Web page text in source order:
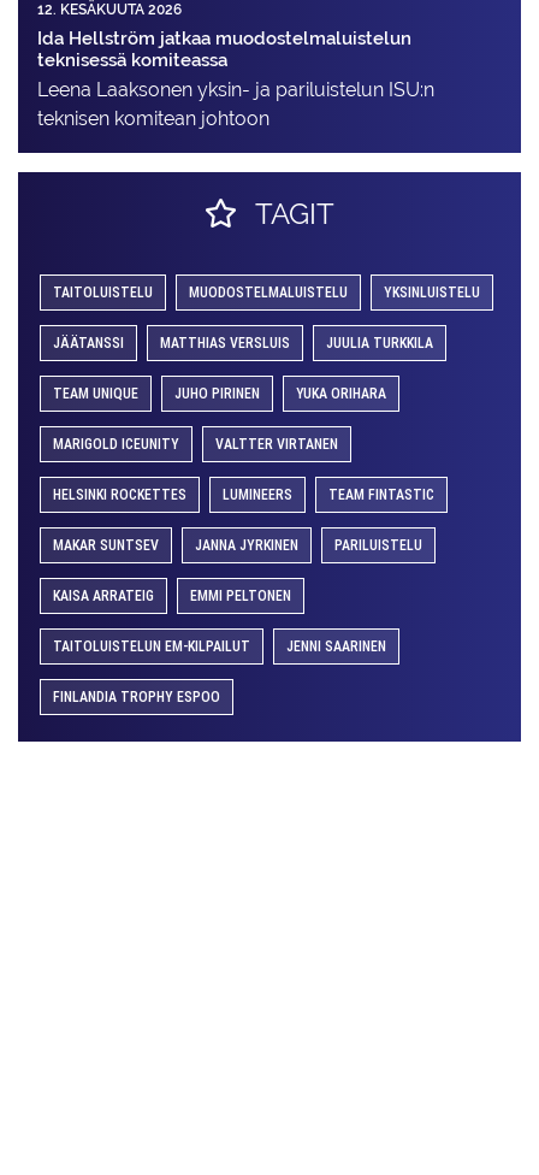
12. KESÄKUUTA 2026
Ida Hellström jatkaa muodostelmaluistelun
teknisessä komiteassa
Leena Laaksonen yksin- ja pariluistelun ISU:n
teknisen komitean johtoon
TAGIT
TAITOLUISTELU MUODOSTELMALUISTELU YKSINLUISTELU
JÄÄTANSSI MATTHIAS VERSLUIS JUULIA TURKKILA
TEAM UNIQUE JUHO PIRINEN YUKA ORIHARA
MARIGOLD ICEUNITY VALTTER VIRTANEN
HELSINKI ROCKETTES LUMINEERS TEAM FINTASTIC
MAKAR SUNTSEV JANNA JYRKINEN PARILUISTELU
KAISA ARRATEIG EMMI PELTONEN
TAITOLUISTELUN EM-KILPAILUT JENNI SAARINEN
FINLANDIA TROPHY ESPOO